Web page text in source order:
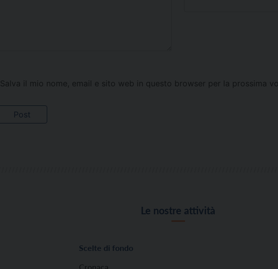
Salva il mio nome, email e sito web in questo browser per la prossima
Le nostre attività
Scelte di fondo
Cronaca